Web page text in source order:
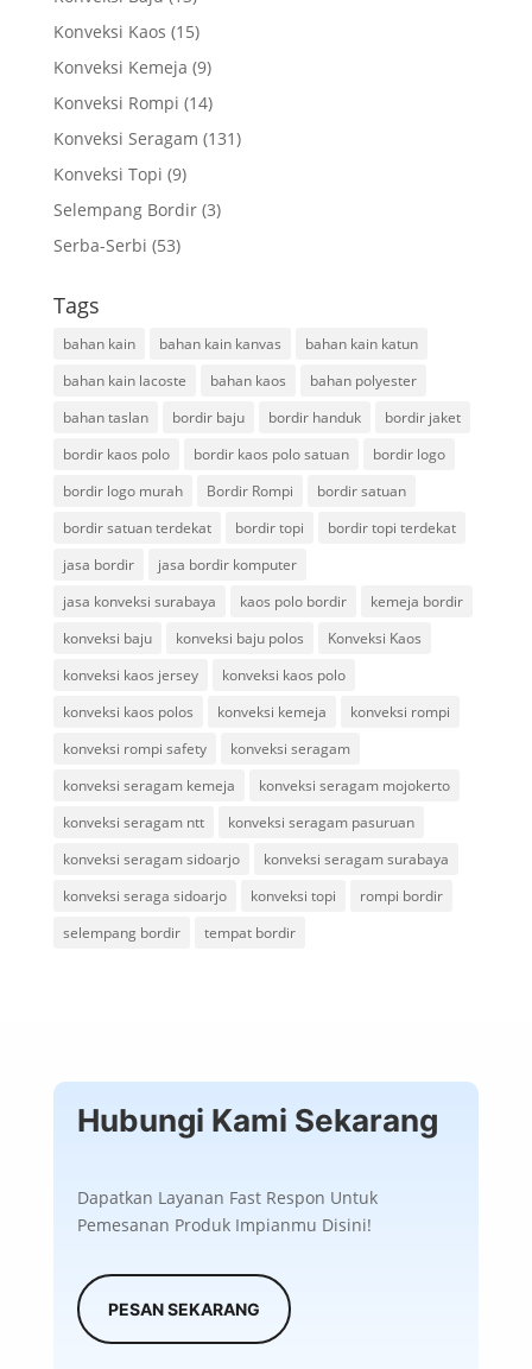
Konveksi Kaos (15)
Konveksi Kemeja (9)
Konveksi Rompi (14)
Konveksi Seragam (131)
Konveksi Topi (9)
Selempang Bordir(3)
Serba-Serbi (53)
Tags
bahan kain bahan kain kanvas
bahan kain katun
bahan kain lacoste
bahan kaos
bahan polyester
bahan taslan
bordir baju bordir handuk
bordir jaket
bordir kaos polo
bordir kaos polo satuan
bordir logo
bordir logo murah
Bordir Rompi
bordir satuan
bordir satuan terdekat
bordir topi
bordir topi terdekat
jasa bordir
jasa bordir komputer
jasa konveksi surabaya
kaos polo bordir
kemeja bordir
konveksi baju
konveksi baju polos
Konveksi Kaos
konveksi kaos jersey
konveksi kaos polo
konveksi kaos polos
konveksi kemeja
konveksi rompi
konveksi rompi safety
konveksi seragam
konveksi seragam kemeja
konveksi seragam mojokerto
konveksi seragam ntt
konveksi seragam pasuruan
konveksi seragam sidoarjo
konveksi seragam surabaya
konveksi seraga sidoarjo
konveksi topi
rompi bordir
selempang bordir
tempat bordir
Hubungi Kami Sekarang
Dapatkan Layanan Fast Respon Untuk
Pemesanan Produk Impianmu Disini!
PESAN SEKARANG